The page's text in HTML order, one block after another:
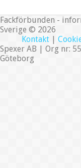
Fackförbunden -
Sverige © 2026
Kontakt |
Spexer AB | Org nr:
Göteborg